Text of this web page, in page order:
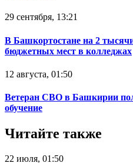
29 сентября, 13:21
В Башкортостане на 2
бюджетных мест в колледжах
12 августа, 01:50
Ветеран СВО в Башкирии
обучение
Читайте также
22 июля, 01:50